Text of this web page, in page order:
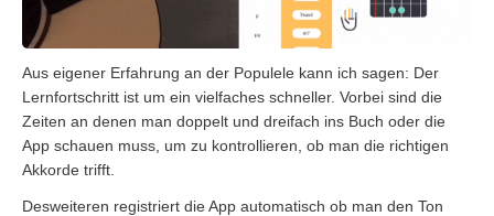
Aus eigener Erfahrung an der Populele kann ich sagen: Der
Lernfortschritt ist um ein vielfaches schneller. Vorbei sind die
Zeiten an denen man doppelt und dreifach ins Buch oder die
App schauen muss, um zu kontrollieren, ob man die richtigen
Akkorde trifft.
Desweiteren registriert die App automatisch ob man den Ton